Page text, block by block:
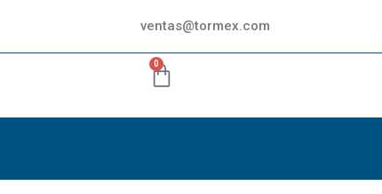
ventas@tormex.com
0